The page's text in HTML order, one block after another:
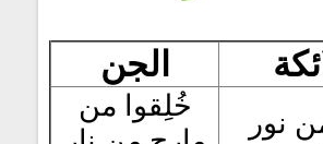
الجن
خُلِقوا من
نور